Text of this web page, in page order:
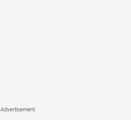
Advertisement